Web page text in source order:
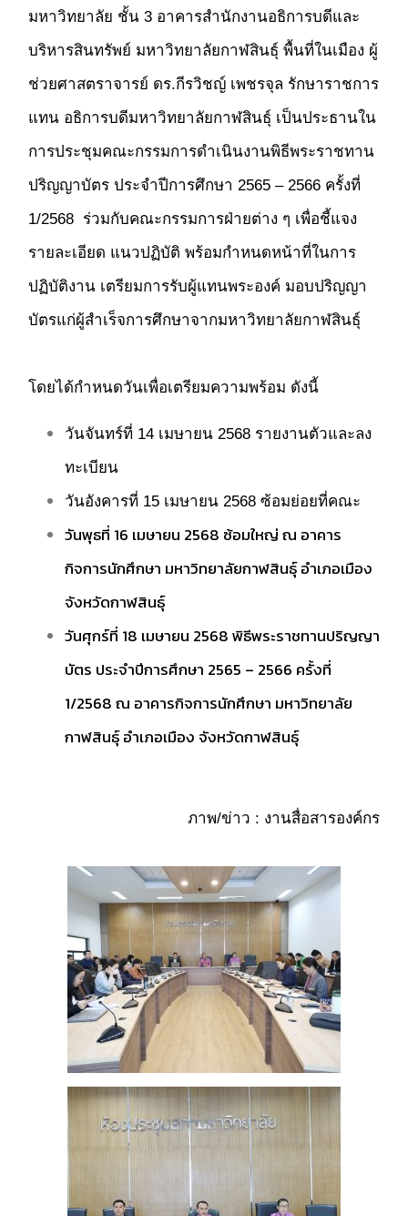
มหาวิทยาลัย ชั้น 3 อาคารสำนักงานอธิการบดีและ
บริหารสินทรัพย์ มหาวิทยาลัยกาฬสินธุ์ พื้นที่ในเมือง ผู้
ช่วยศาสตราจารย์ ดร.กีรวิชญ์ เพชรจุล รักษาราชการ
แทน อธิการบดีมหาวิทยาลัยกาฬสินธุ์ เป็นประธานใน
การประชุมคณะกรรมการดำเนินงานพิธีพระราชทาน
ปริญญาบัตร ประจำปีการศึกษา 2565 – 2566 ครั้งที่
1/2568 ร่วมกับคณะกรรมการฝ่ายต่าง ๆ เพื่อชี้แจง
รายละเอียด แนวปฏิบัติ พร้อมกำหนดหน้าที่ในการ
ปฏิบัติงาน เตรียมการรับผู้แทนพระองค์ มอบปริญญา
บัตรแก่ผู้สำเร็จการศึกษาจากมหาวิทยาลัยกาฬสินธุ์
โดยได้กำหนดวันเพื่อเตรียมความพร้อม ดังนี้
วันจันทร์ที่ 14 เมษายน 2568 รายงานตัวและลง
ทะเบียน
วันอังคารที่ 15 เมษายน 2568 ซ้อมย่อยที่คณะ
วันพุธที่ 16 เมษายน 2568 ซ้อมใหญ่ ณ อาคาร
กิจการนักศึกษา มหาวิทยาลัยกาฬสินธุ์ อำเภอเมือง
จังหวัดกาฬสินธุ์
วันศุกร์ที่ 18 เมษายน 2568 พิธีพระราชทานปริญญา
บัตร ประจำปีการศึกษา 2565 – 2566 ครั้งที่
1/2568 ณ อาคารกิจการนักศึกษา มหาวิทยาลัย
กาฬสินธุ์ อำเภอเมือง จังหวัดกาฬสินธุ์
ภาพ/ข่าว : งานสื่อสารองค์กร